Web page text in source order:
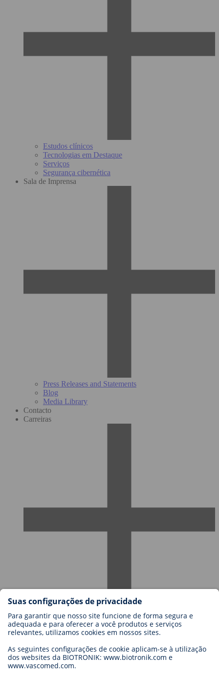
Estudos clínicos
Tecnologias em Destaque
Serviços
Segurança cibernética
Sala de Imprensa
Press Releases and Statements
Blog
Media Library
Contacto
Carreiras
Carreiras na BIOTRONIK
Níveis de carreira
Candidatura
Oportunidades de carreira